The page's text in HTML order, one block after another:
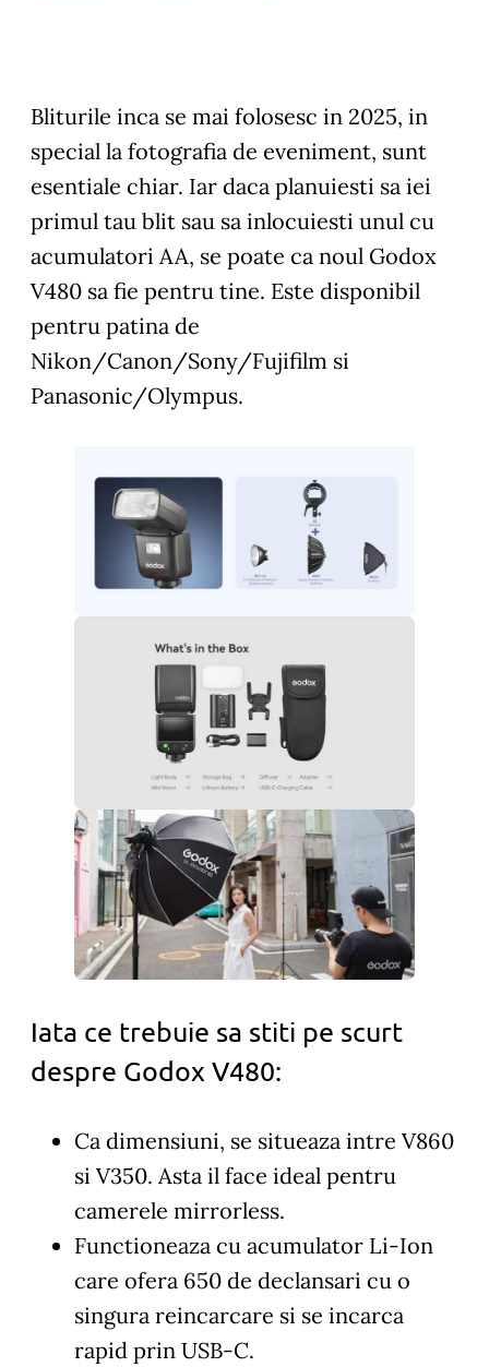
Bliturile inca se mai folosesc in 2025, in
special la fotografia de eveniment, sunt
esentiale chiar. Iar daca planuiesti sa iei
primul tau blit sau sa inlocuiesti unul cu
acumulatori AA, se poate ca noul Godox
V480 sa fie pentru tine. Este disponibil
pentru patina de
Nikon/Canon/Sony/Fujifilm si
Panasonic/Olympus.
Iata ce trebuie sa stiti pe scurt
despre Godox V480:
Ca dimensiuni, se situeaza intre V860
si V350. Asta il face ideal pentru
camerele mirrorless.
Functioneaza cu acumulator Li-Ion
care ofera 650 de declansari cu o
singura reincarcare si se incarca
rapid prin USB-C.